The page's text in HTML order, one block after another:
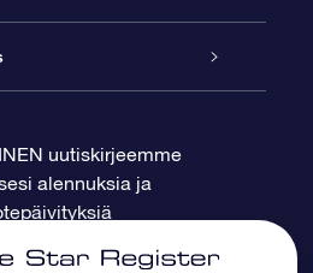
Tähtisivu
uutiskirjeemme
alennuksia ja